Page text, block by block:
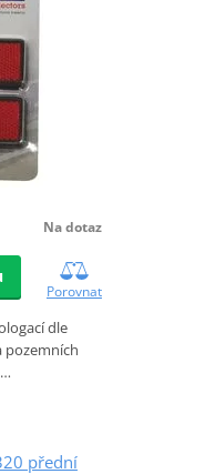
Na dotaz
Porovnat
dle
přední